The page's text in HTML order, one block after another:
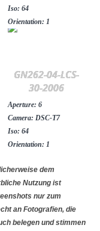
Iso: 64
Orientation: 1
GN262-04-LCS-
30-2006
Aperture: 6
Camera: DSC-T7
Iso: 64
Orientation: 1
dem
Nutzung ist
nur zum
an Fotografien, die
belegen und stimmen